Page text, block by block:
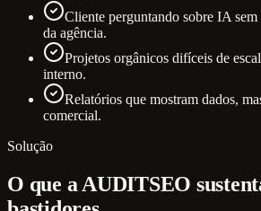
Cliente perguntando sobre IA sem
da agência.
Projetos orgânicos difíceis de
interno.
Relatórios que mostram dados,
comercial.
Solução
O que a AUDITSEO